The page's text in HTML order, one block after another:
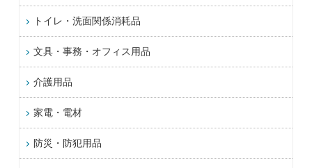
トイレ・洗面関係消耗品
文具・事務・オフィス用品
介護用品
家電・電材
防災・防犯用品